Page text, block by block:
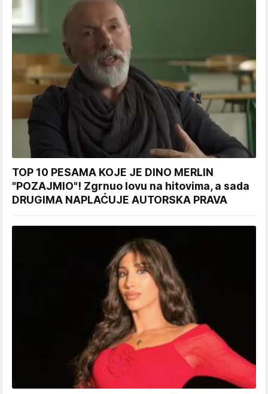
TOP 10 PESAMA KOJE JE DINO MERLIN
"POZAJMIO"! Zgrnuo lovu na hitovima, a sada
DRUGIMA NAPLAĆUJE AUTORSKA PRAVA